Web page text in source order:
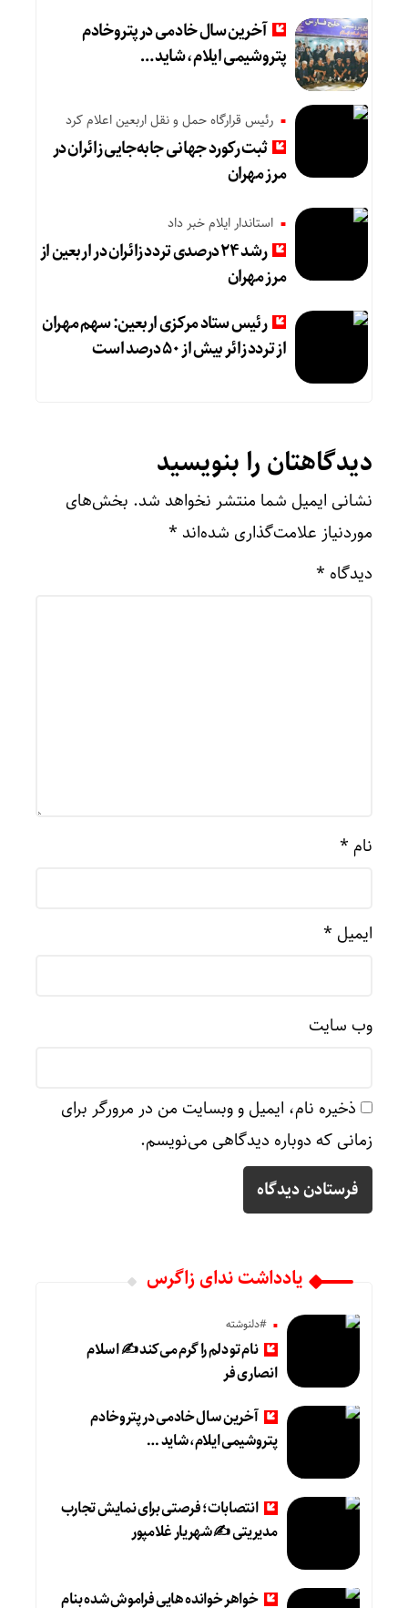
آخرین سال خادمی در پتروخادم
پتروشیمی ایلام، شاید …
رئیس قرارگاه حمل و نقل اربعین اعلام کرد
ثبت رکورد جهانی جابه‌جایی زائران در
مرز مهران
استاندار ایلام خبر داد
رشد ۲۴ درصدی تردد زائران در اربعین از
مرز مهران
رئیس ستاد مرکزی اربعین: سهم مهران
از تردد زائر بیش از ۵۰ درصد است
دیدگاهتان را بنویسید
نشانی ایمیل شما منتشر نخواهد شد. بخش‌های
موردنیاز علامت‌گذاری شده‌اند *
دیدگاه *
نام *
ایمیل *
وب‌ سایت
ذخیره نام، ایمیل و وبسایت من در مرورگر برای
زمانی که دوباره دیدگاهی می‌نویسم.
یادداشت ندای زاگرس
#دلنوشته
نام تو دلم را گرم می‌کند ✍️ اسلام
انصاری فر
آخرین سال خادمی در پتروخادم
پتروشیمی ایلام، شاید …
انتصابات؛ فرصتی برای نمایش تجارب
مدیریتی ✍ شهریار غلامپور
خواهر خوانده هایی فراموش شده بنام